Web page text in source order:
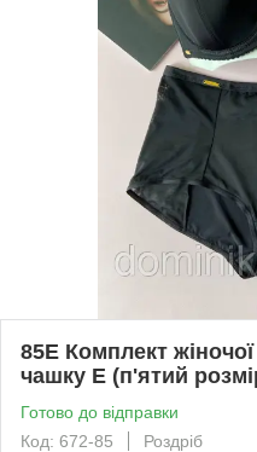
85Е Комплект
чашку Е (п'ятий
Готово до відправки
Код: 672-85
Роздріб